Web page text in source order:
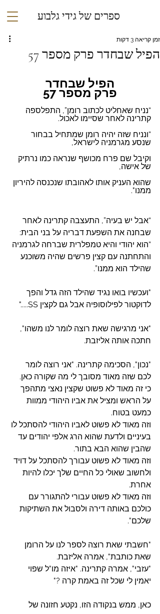
ספרים של גידי גלבוע
הפיל שבחדר פרק מספר 57
זמן קריאה 3 דקות
הפיל שבחדר
פרק מספר 57
“נניח שאחליט לכתוב רומן”, התפלספה
קתרינה לאחר שסיימו לאכול.
“ונניח שזה יהיה רומן שמתחיל בבחור
שנסע מגרמניה לישראל,
וקיבל שם פרח מכושף שנראה כמו נרתיק
של אישה,
שהוא העניק אותו לאהובתו שנכנסה להיריון
ממנו".
“אבל יש בעיה”, התעצבה קתרינה לאחר
שבחנה את השפעת דבריה על בני הבית:
“הוא יהודי והיא טמפלרית שברחה לגרמניה
והתחתנה עם קצין פרשים שהיה משוכנע
שהילד הוא ממנו”.
"ועכשיו בואו נגיד שהילד הזה גדל והפך
לדוקטור לפילוסופיה אבל גם לקצין SS....."
"אני מרגישה שאת רוצה לומר לנו משהו",
חתכה אותה אליזבת.
"נכון", הסכימה קתרינה. "אני רוצה לומר
לכם שזה מאוד מסובך לי מה שקורה כאן.
כי זה מאוד לא פשוט שקצין נאצי מתהפך
על הראש ומציל את אביו היהודי ממוות
כמעט בטוח.
וזה מאוד לא פשוט לאביו היהודי להסתכל לו
בעיניים ולדעת שהוא הרג אלפי יהודים עד
שהבין שהוא הבא בתור.
וזה מאוד לא פשוט עבורך להסתכל על דויד
ולחשוב שאולי כל החיים שלך יכלו להיות
אחרת.
וזה מאוד לא פשוט עבורי להתגורר עם
כולכם באותה דירה ולסבול את השתיקות
שלכם".
"חשבתי שאת רוצה לספר לנו על הרומן
שאת כותבת", אמרה אליזבת.
"עזבי", אמרה קתרינה. "איזה מו"ל שפוי
יאמין לי שכל זה באמת קרה ?"
כאן, ממש בנקודה הזו, נקטע חזונה של